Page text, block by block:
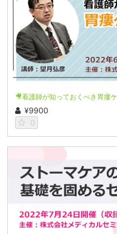
¥9900
0